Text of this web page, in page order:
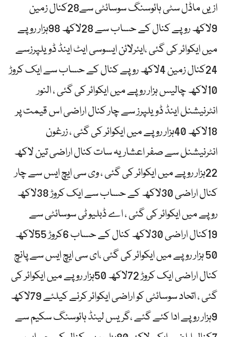
ازیں ماڈل سٹی ہائوسنگ سوسائٹی سے28کنال زمین
9لاکھ روپے کنال کے حساب سے 28لاکھ 98ہزار روپے
میں ایکوائر کی گئی ،ایئرلائن ایسوسی ایٹ اینڈ ڈویلپرزسے
24کنال زمین 4لاکھ روپے کنال کے حساب سے ایک کروڑ
10لاکھ چالیس ہزار روپے میں ایکوائر کی گئی ، النور
انٹرنیشنل اینڈ ڈویلپرز سے چار کنال اراضی اس قیمت پر
18لاکھ 40ہزار روپے میں ایکوائر کی گئی ، زرغون
انٹرنیشنل سے صفر اعشاریہ سات کنال اراضی تین لاکھ
22ہزار روپے میں ایکوائر کی گئی ، وی سی ایچ ایس سے چار
کنال اراضی 30لاکھ کے حساب سے ایک کروڑ 38لاکھ
روپے میں ایکوائر کی گئی ، اے ڈبلیو ٹی سوسائٹی سے
19کنال اراضی 30لاکھ کنال کے حساب 6کروڑ 55لاکھ
50 ہزار روپے میں ایکوائر کی گئی ،ای سی ایچ ایس سے پانچ
کنال اراضی ایک کروڑ 72لاکھ 50ہزار روپے میں ایکوائر کی
گئی ، اتحاد سوسائٹی کو اراضی ایکوائر کرنے کیلئے 79لاکھ
9ہزار روپے ادا کئے گئے ،گریس لینڈ ہائوسنگ سکیم سے